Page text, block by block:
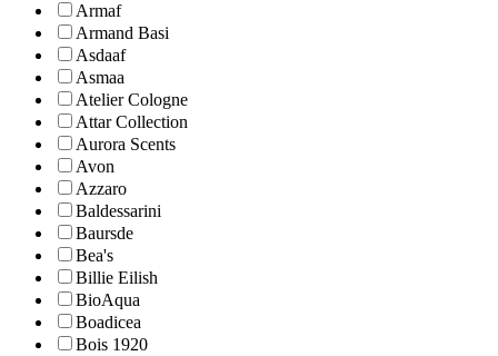
Armaf
Armand Basi
Asdaaf
Asmaa
Atelier Cologne
Attar Collection
Aurora Scents
Avon
Azzaro
Baldessarini
Baursde
Bea's
Billie Eilish
BioAqua
Boadicea
Bois 1920